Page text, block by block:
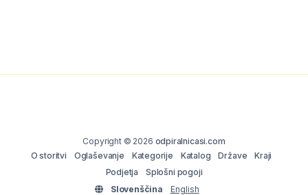
Copyright © 2026 odpiralnicasi.com
O storitvi
Oglaševanje Kategorije Katalog Države
Kraji
Podjetja
Splošni pogoji
Slovenščina
English